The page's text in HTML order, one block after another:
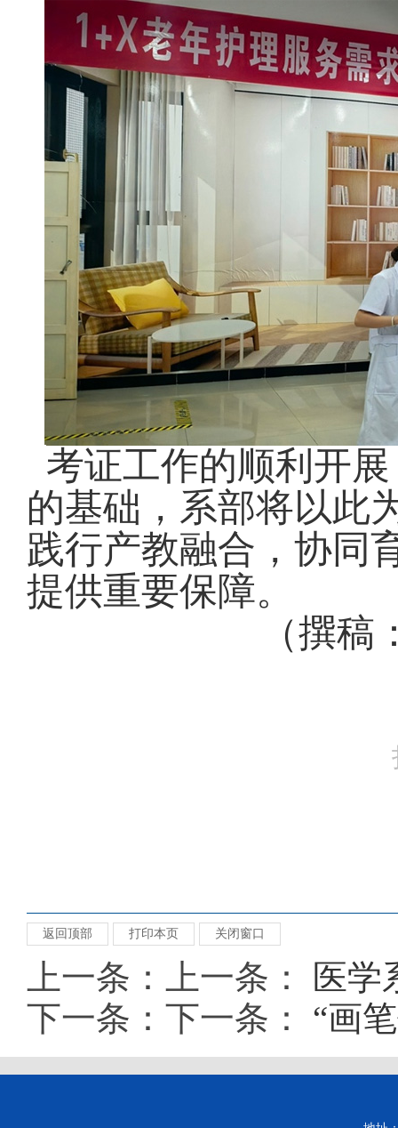
考证工作的顺利开
的基础，系部将以此
践行产教融合，协同
提供重要保障。
（撰
返回顶部 打印本页 关闭窗口
上一条：上一条：
医学
下一条：下一条： “画